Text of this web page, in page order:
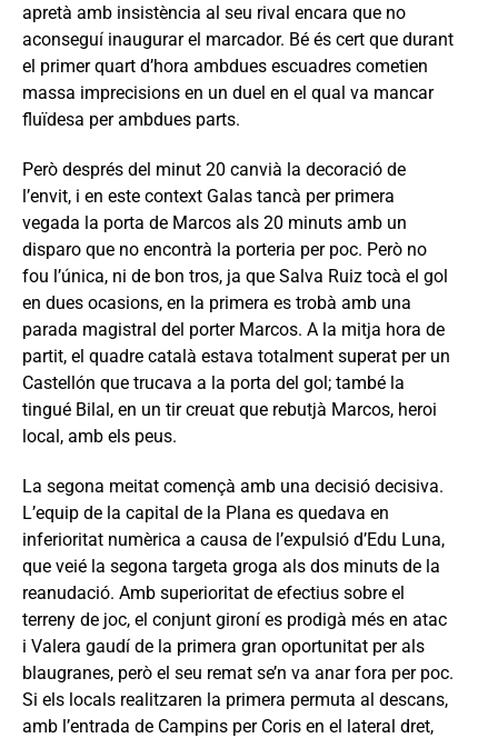
apretà amb insistència al seu rival encara que no
aconseguí inaugurar el marcador. Bé és cert que durant
el primer quart d’hora ambdues escuadres cometien
massa imprecisions en un duel en el qual va mancar
fluïdesa per ambdues parts.
Però després del minut 20 canvià la decoració de
l’envit, i en este context Galas tancà per primera
vegada la porta de Marcos als 20 minuts amb un
disparo que no encontrà la porteria per poc. Però no
fou l’única, ni de bon tros, ja que Salva Ruiz tocà el gol
en dues ocasions, en la primera es trobà amb una
parada magistral del porter Marcos. A la mitja hora de
partit, el quadre català estava totalment superat per un
Castellón que trucava a la porta del gol; també la
tingué Bilal, en un tir creuat que rebutjà Marcos, heroi
local, amb els peus.
La segona meitat començà amb una decisió decisiva.
L’equip de la capital de la Plana es quedava en
inferioritat numèrica a causa de l’expulsió d’Edu Luna,
que veié la segona targeta groga als dos minuts de la
reanudació. Amb superioritat de efectius sobre el
terreny de joc, el conjunt gironí es prodigà més en atac
i Valera gaudí de la primera gran oportunitat per als
blaugranes, però el seu remat se’n va anar fora per poc.
Si els locals realitzaren la primera permuta al descans,
amb l’entrada de Campins per Coris en el lateral dret,